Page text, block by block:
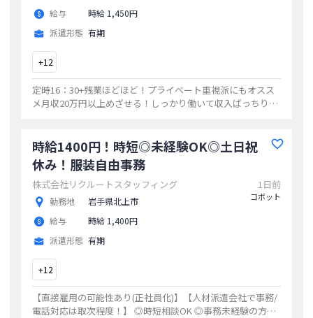
給与
時給 1,450円
派遣形態 有期
+12
定時16：30+残業ほどほど！プライベート重視派にもオスス
メ月収20万円以上めざせる！しっかり働いて収入ばっちり☆
時給1400円！時短◎未経験OK◎土日祝
休み！服装自由事務
株式会社リクルートスタッフィング
勤務地
岩手県北上市
給与
時給 1,400円
派遣形態 有期
1日前
コボット
+12
【直接雇用の可能性あり(正社員化)】【人材派遣会社で事務/
電話対応は取次程度！】 ◎時短相談OK ◎事務未経験の方も